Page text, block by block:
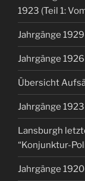
1923 (Teil 1:
Jahrgänge
Jahrgänge
Übersicht
Jahrgänge
Lansburgh
“Konjunktur-
Jahrgänge